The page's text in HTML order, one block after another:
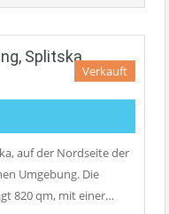
Splitska
Verkauft
auf der Nordseite der
Umgebung. Die
820 qm, mit einer…